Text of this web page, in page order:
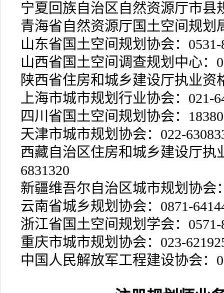
宁夏回族自治区自然资源厅市县
青海省自然资源厅国土空间规划
山东省国土空间规划协会：0531-
山西省国土空间调查规划中心：
陕西省住房和城乡建设厅执业资
上海市城市规划行业协会：021-
四川省国土空间规划协会：
天津市城市规划协会：022-
西藏自治区住房和城乡建设厅执
6831320
新疆维吾尔自治区城市规划协会
云南省城乡规划协会：0871-
浙江省国土空间规划学会：0571-
重庆市城市规划协会：023-
中国人民解放军工程建设协会：